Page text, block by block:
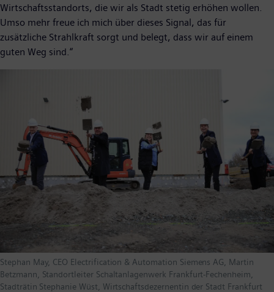
Wirtschaftsstandorts, die wir als Stadt stetig erhöhen wollen.
Umso mehr freue ich mich über dieses Signal, das für
zusätzliche Strahlkraft sorgt und belegt, dass wir auf einem
guten Weg sind.“
Stephan May, CEO Electrification & Automation Siemens AG, Martin
Betzmann, Standortleiter Schaltanlagenwerk Frankfurt-Fechenheim,
Stadträtin Stephanie Wüst, Wirtschaftsdezernentin der Stadt Frankfurt